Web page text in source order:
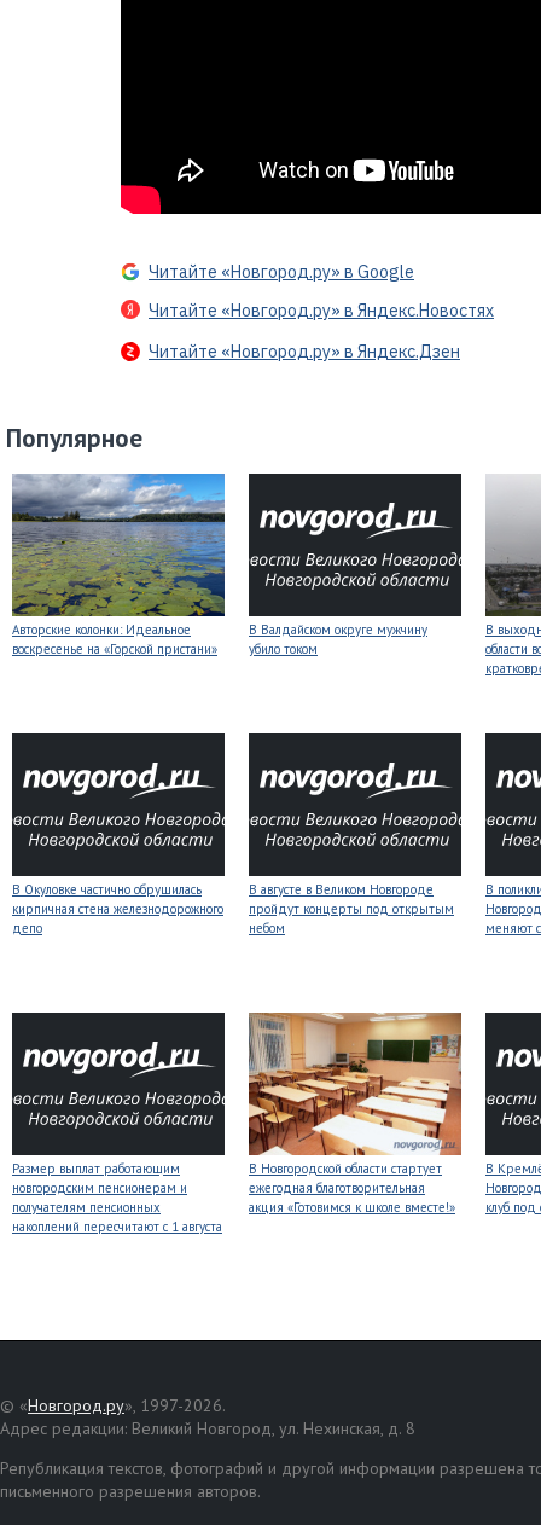
Читайте «Новгород.ру» в Google
Читайте «Новгород.ру» в Яндекс.Новостях
Читайте «Новгород.ру» в Яндекс.Дзен
Популярное
Авторские колонки: Идеальное
воскресенье на «Горской пристани»
В Валдайском округе мужчину
убило током
В
области
В Окуловке частично обрушилась
кирпичная стена железнодорожного
депо
В августе в Великом Новгороде
пройдут концерты под открытым
небом
В
меняют
Размер выплат работающим
новгородским пенсионерам и
получателям пенсионных
накоплений пересчитают с 1 августа
В Новгородской области стартует
ежегодная благотворительная
акция «Готовимся к школе вместе!»
В
клуб
© «Новгород.ру», 1997-2026.
Адрес редакции: Великий Новгород, ул. Нехинская, д. 8
Републикация текстов, фотографий и другой информации разрешена
письменного разрешения авторов.